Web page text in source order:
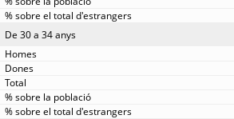
De 30 a 34 anys